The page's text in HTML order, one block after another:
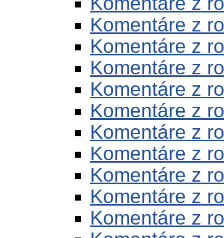
Komentáre z
Komentáre z
Komentáre z
Komentáre z
Komentáre z
Komentáre z
Komentáre z
Komentáre z
Komentáre z
Komentáre z